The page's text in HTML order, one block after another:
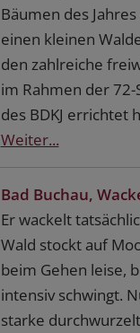
Bäumen des
einen kleinen
den zahlreiche
im Rahmen der
des BDKJ errichtet
Weiter...
Bad Buchau,
Er wackelt
Wald stockt auf
beim Gehen leise,
intensiv schwingt.
starke